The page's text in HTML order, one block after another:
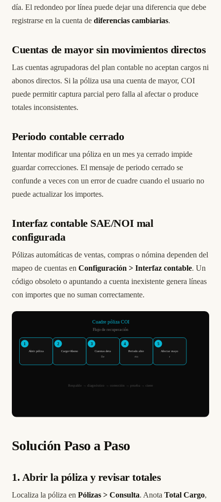
día. El redondeo por línea puede dejar una diferencia que debe
registrarse en la cuenta de diferencias cambiarias.
Cuentas de mayor sin movimientos directos
Las cuentas agrupadoras del plan contable no aceptan cargos ni
abonos directos. Si la póliza usa una cuenta de mayor, COI
puede permitir captura parcial pero falla al afectar o produce
totales inconsistentes.
Periodo contable cerrado
Intentar modificar una póliza en un mes ya cerrado impide
guardar correcciones. El mensaje de periodo cerrado se
confunde a veces con un error de cuadre cuando el usuario no
puede actualizar los importes.
Interfaz contable SAE/NOI mal
configurada
Pólizas automáticas de ventas, compras o nómina dependen del
mapeo de cuentas en Configuración > Interfaz contable. Un
código obsoleto o apuntando a cuenta inexistente genera líneas
con importes que no suman correctamente.
Solución Paso a Paso
1. Abrir la póliza y revisar totales
Localiza la póliza en Pólizas > Consulta. Anota Total Cargo,